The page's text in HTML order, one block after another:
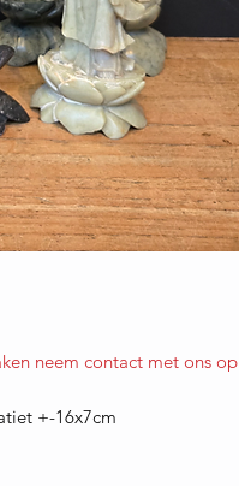
neem contact met ons op
+-16x7cm